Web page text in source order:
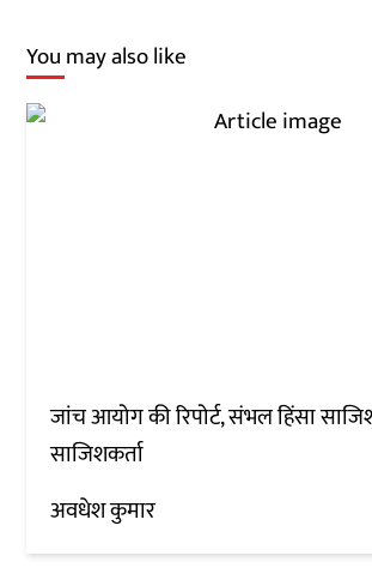
You may also like
जांच आयोग की रिपोर्ट, संभल हिंसा
साजिशकर्ता
अवधेश कुमार